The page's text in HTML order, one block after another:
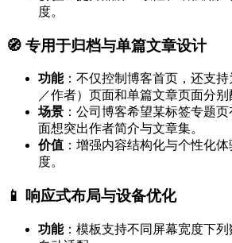
度。
🧭 专用于归档与单篇文章设计
功能：不仅控制博客首页，还支
／作者）页面和单篇文章页面分别
场景 ：公司博客希望某标签专题
面想突出作者简介与文章集。
价值 ：增强内容结构化与个性化
度。
📱 响应式布局与设备优化
功能：模板支持不同屏幕宽度下